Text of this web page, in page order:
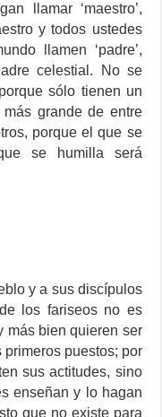
llamar ‘maestro’,
y todos ustedes
llamen ‘padre’,
celestial. No se
sólo tienen un
grande de entre
porque el que se
se humilla será
y a sus discípulos
los fariseos no es
más bien quieren ser
puestos; por
sus actitudes, sino
enseñan y lo hagan
que no existe para